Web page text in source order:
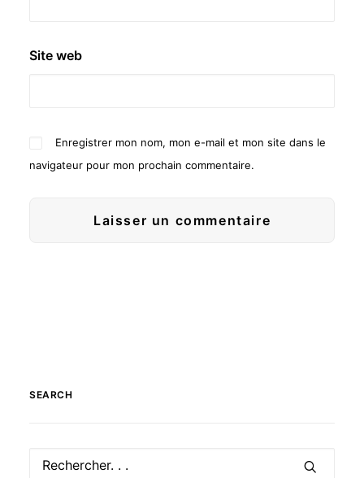
Site web
Enregistrer mon nom, mon e-mail et mon site dans le
navigateur pour mon prochain commentaire.
SEARCH